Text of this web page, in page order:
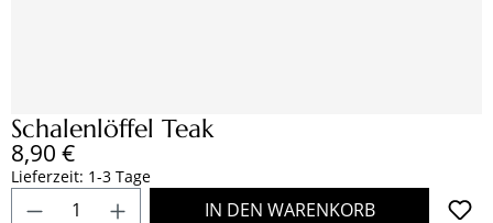
Schalenlöffel Teak
Regulärer Preis:
8,90 €
Lieferzeit: 1-3 Tage
Produkt Anzahl: Gib den gewünschten
IN DEN WARENKORB